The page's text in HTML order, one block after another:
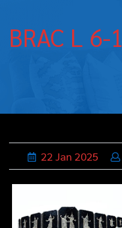
เข็มขัด
ฐานเสียบ
BRAC L 6-1
22 Jan 2025